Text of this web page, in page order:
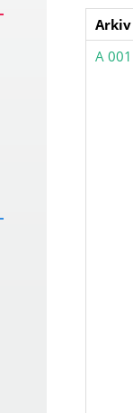
Arkiv
A 001